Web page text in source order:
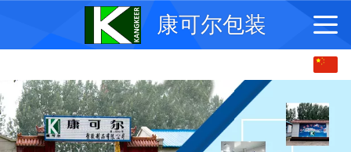
康可尔包装
English